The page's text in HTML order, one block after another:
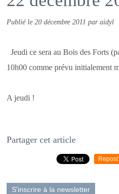
Publié le 20 décembre 2011 par aidyl
Jeudi ce sera au Bois des Forts
10h00 comme prévu initialement
A jeudi !
Partager cet article
Repost
S'inscrire à la newsletter